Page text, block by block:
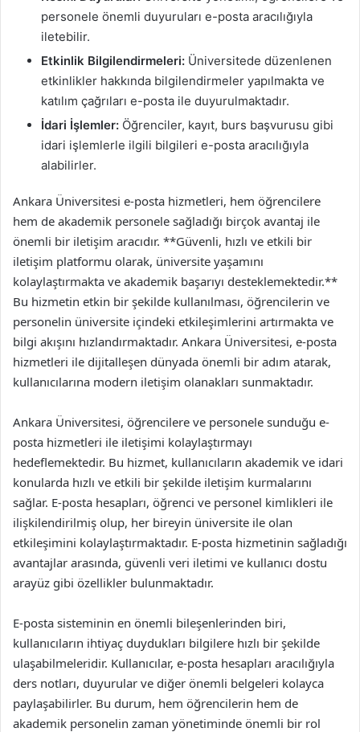
personele önemli duyuruları e-posta aracılığıyla
iletebilir.
Etkinlik Bilgilendirmeleri: Üniversitede düzenlenen
etkinlikler hakkında bilgilendirmeler yapılmakta ve
katılım çağrıları e-posta ile duyurulmaktadır.
İdari İşlemler: Öğrenciler, kayıt, burs başvurusu gibi
idari işlemlerle ilgili bilgileri e-posta aracılığıyla
alabilirler.
Ankara Üniversitesi e-posta hizmetleri, hem öğrencilere
hem de akademik personele sağladığı birçok avantaj ile
önemli bir iletişim aracıdır. **Güvenli, hızlı ve etkili bir
iletişim platformu olarak, üniversite yaşamını
kolaylaştırmakta ve akademik başarıyı desteklemektedir.**
Bu hizmetin etkin bir şekilde kullanılması, öğrencilerin ve
personelin üniversite içindeki etkileşimlerini artırmakta ve
bilgi akışını hızlandırmaktadır. Ankara Üniversitesi, e-posta
hizmetleri ile dijitalleşen dünyada önemli bir adım atarak,
kullanıcılarına modern iletişim olanakları sunmaktadır.
Ankara Üniversitesi, öğrencilere ve personele sunduğu e-
posta hizmetleri ile iletişimi kolaylaştırmayı
hedeflemektedir. Bu hizmet, kullanıcıların akademik ve idari
konularda hızlı ve etkili bir şekilde iletişim kurmalarını
sağlar. E-posta hesapları, öğrenci ve personel kimlikleri ile
ilişkilendirilmiş olup, her bireyin üniversite ile olan
etkileşimini kolaylaştırmaktadır. E-posta hizmetinin sağladığı
avantajlar arasında, güvenli veri iletimi ve kullanıcı dostu
arayüz gibi özellikler bulunmaktadır.
E-posta sisteminin en önemli bileşenlerinden biri,
kullanıcıların ihtiyaç duydukları bilgilere hızlı bir şekilde
ulaşabilmeleridir. Kullanıcılar, e-posta hesapları aracılığıyla
ders notları, duyurular ve diğer önemli belgeleri kolayca
paylaşabilirler. Bu durum, hem öğrencilerin hem de
akademik personelin zaman yönetiminde önemli bir rol